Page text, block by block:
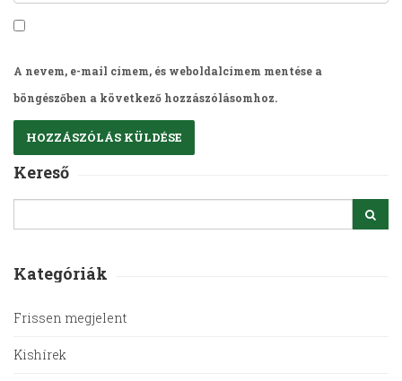
A nevem, e-mail címem, és weboldalcímem mentése a
böngészőben a következő hozzászólásomhoz.
Kereső
Kategóriák
Frissen megjelent
Kishírek